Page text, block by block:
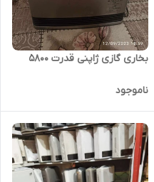
بخاری گازی ژاپنی قدرت ۵۸۰۰
ناموجود